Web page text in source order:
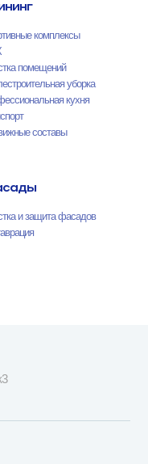
комплексы
помещений
уборка
кухня
составы
и защита фасадов